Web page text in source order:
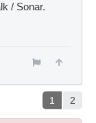
/ Sonar.
1 2